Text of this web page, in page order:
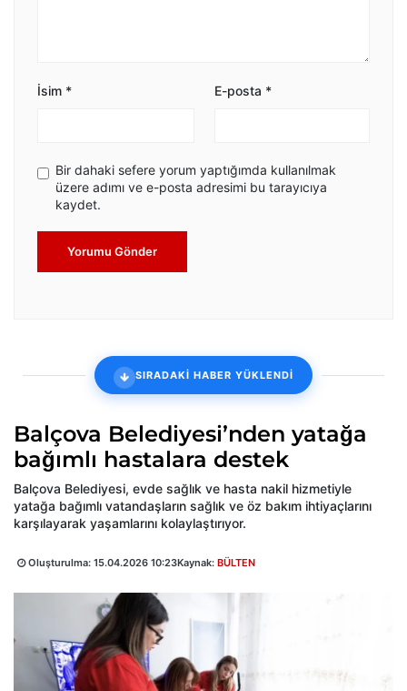
İsim * E-posta *
Bir dahaki sefere yorum yaptığımda kullanılmak
üzere adımı ve e-posta adresimi bu tarayıcıya
kaydet.
Yorumu Gönder
SIRADAKİ HABER YÜKLENDİ
Balçova Belediyesi’nden yatağa
bağımlı hastalara destek
Balçova Belediyesi, evde sağlık ve hasta nakil hizmetiyle
yatağa bağımlı vatandaşların sağlık ve öz bakım ihtiyaçlarını
karşılayarak yaşamlarını kolaylaştırıyor.
Oluşturulma: 15.04.2026 10:23Kaynak: BÜLTEN